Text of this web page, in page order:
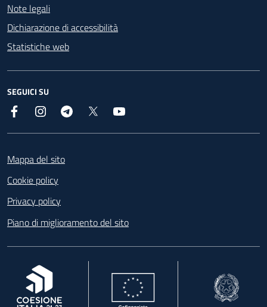
Note legali
Dichiarazione di accessibilità
Statistiche web
SEGUICI SU
Facebook InstagramTelegram
Mappa del sito
Cookie policy
Privacy policy
Piano di miglioramento del sito
, apre in una nuova scheda